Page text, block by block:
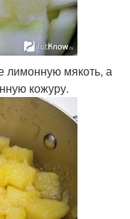
лимонную мякоть, а
кожуру.